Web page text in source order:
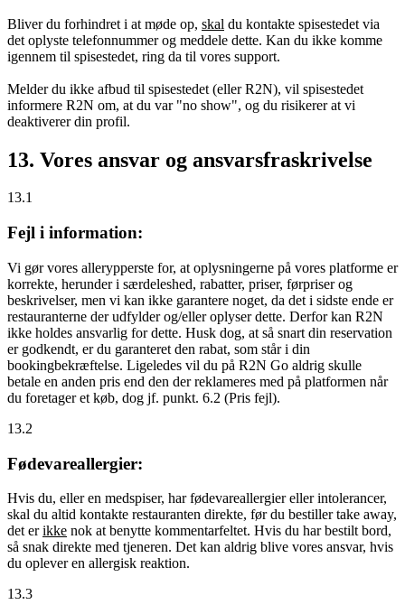
Bliver du forhindret i at møde op, skal du kontakte spisestedet via
det oplyste telefonnummer og meddele dette. Kan du ikke komme
igennem til spisestedet, ring da til vores support.
Melder du ikke afbud til spisestedet (eller R2N), vil spisestedet
informere R2N om, at du var "no show", og du risikerer at vi
deaktiverer din profil.
13. Vores ansvar og ansvarsfraskrivelse
13.1
Fejl i information:
Vi gør vores allerypperste for, at oplysningerne på vores platforme er
korrekte, herunder i særdeleshed, rabatter, priser, førpriser og
beskrivelser, men vi kan ikke garantere noget, da det i sidste ende er
restauranterne der udfylder og/eller oplyser dette. Derfor kan R2N
ikke holdes ansvarlig for dette. Husk dog, at så snart din reservation
er godkendt, er du garanteret den rabat, som står i din
bookingbekræftelse. Ligeledes vil du på R2N Go aldrig skulle
betale en anden pris end den der reklameres med på platformen når
du foretager et køb, dog jf. punkt. 6.2 (Pris fejl).
13.2
Fødevareallergier:
Hvis du, eller en medspiser, har fødevareallergier eller intolerancer,
skal du altid kontakte restauranten direkte, før du bestiller take away,
det erikke nok at benytte kommentarfeltet. Hvis du har bestilt bord,
så snak direkte med tjeneren. Det kan aldrig blive vores ansvar, hvis
du oplever en allergisk reaktion.
13.3